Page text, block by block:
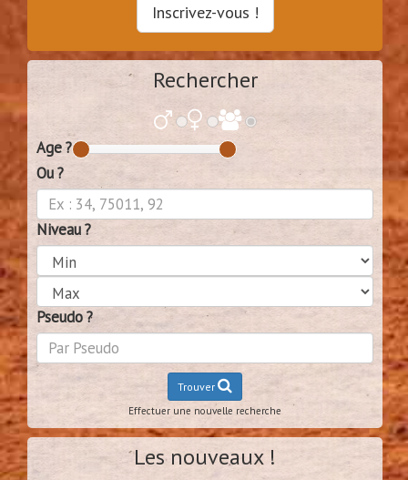
Inscrivez-vous !
Rechercher
Age ?
Ou ?
Niveau ?
Pseudo ?
Trouver
Effectuer une nouvelle recherche
Les nouveaux !